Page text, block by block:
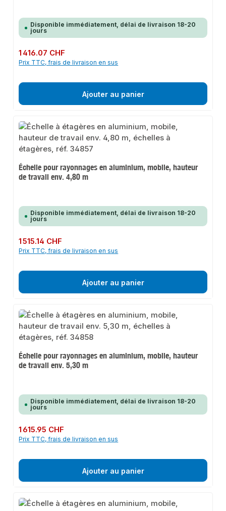
Disponible immédiatement, délai de livraison 18-20
jours
Prix régulier :
1 416.07 CHF
Prix TTC, frais de livraison en sus
Ajouter au panier
Échelle pour rayonnages en aluminium, mobile, hauteur
de travail env. 4,80 m
Disponible immédiatement, délai de livraison 18-20
jours
Prix régulier :
1 515.14 CHF
Prix TTC, frais de livraison en sus
Ajouter au panier
Échelle pour rayonnages en aluminium, mobile, hauteur
de travail env. 5,30 m
Disponible immédiatement, délai de livraison 18-20
jours
Prix régulier :
1 615.95 CHF
Prix TTC, frais de livraison en sus
Ajouter au panier